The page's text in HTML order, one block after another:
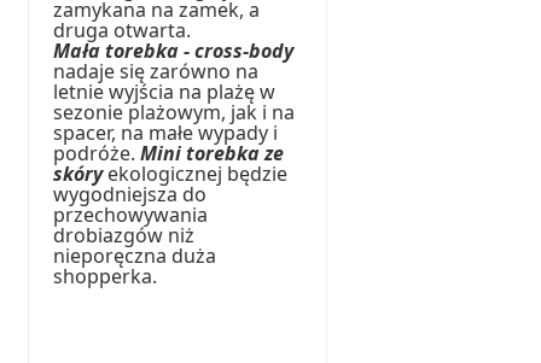
zamykana na zamek, a
druga otwarta.
Mała torebka - cross-body
nadaje się zarówno na
letnie wyjścia na plażę w
sezonie plażowym, jak i na
spacer, na małe wypady i
podróże.Mini torebka ze
skóryekologicznej będzie
wygodniejsza do
przechowywania
drobiazgów niż
nieporęczna duża
shopperka.